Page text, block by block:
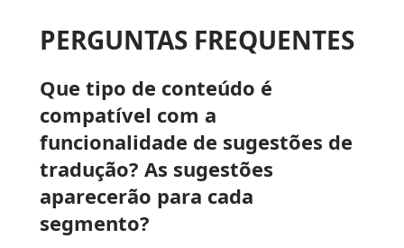
PERGUNTAS FREQUENTES
Que tipo de conteúdo é
compatível com a
funcionalidade de sugestões de
tradução? As sugestões
aparecerão para cada
segmento?